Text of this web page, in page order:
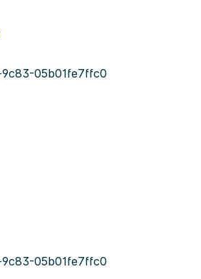
05b01fe7ffc0
05b01fe7ffc0